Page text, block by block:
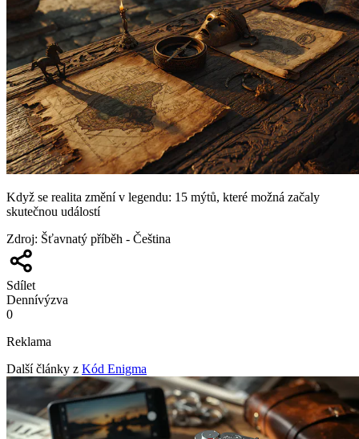
Když se realita změní v legendu: 15 mýtů, které možná začaly
skutečnou událostí
Zdroj: Šťavnatý příběh - Čeština
Sdílet
Dennívýzva
0
Reklama
Další články z Kód Enigma